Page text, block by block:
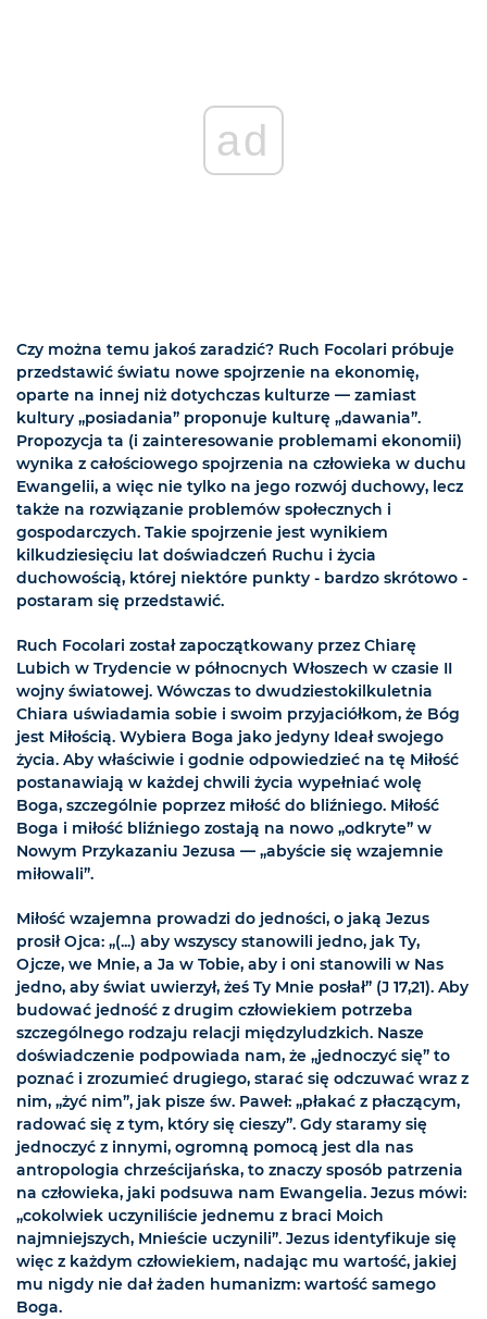
ad
Czy można temu jakoś zaradzić? Ruch Focolari próbuje
przedstawić światu nowe spojrzenie na ekonomię,
oparte na innej niż dotychczas kulturze — zamiast
kultury „posiadania” proponuje kulturę „dawania”.
Propozycja ta (i zainteresowanie problemami ekonomii)
wynika z całościowego spojrzenia na człowieka w duchu
Ewangelii, a więc nie tylko na jego rozwój duchowy, lecz
także na rozwiązanie problemów społecznych i
gospodarczych. Takie spojrzenie jest wynikiem
kilkudziesięciu lat doświadczeń Ruchu i życia
duchowością, której niektóre punkty - bardzo skrótowo -
postaram się przedstawić.
Ruch Focolari został zapoczątkowany przez Chiarę
Lubich w Trydencie w północnych Włoszech w czasie II
wojny światowej. Wówczas to dwudziestokilkuletnia
Chiara uświadamia sobie i swoim przyjaciółkom, że Bóg
jest Miłością. Wybiera Boga jako jedyny Ideał swojego
życia. Aby właściwie i godnie odpowiedzieć na tę Miłość
postanawiają w każdej chwili życia wypełniać wolę
Boga, szczególnie poprzez miłość do bliźniego. Miłość
Boga i miłość bliźniego zostają na nowo „odkryte” w
Nowym Przykazaniu Jezusa — „abyście się wzajemnie
miłowali”.
Miłość wzajemna prowadzi do jedności, o jaką Jezus
prosił Ojca: „(...) aby wszyscy stanowili jedno, jak Ty,
Ojcze, we Mnie, a Ja w Tobie, aby i oni stanowili w Nas
jedno, aby świat uwierzył, żeś Ty Mnie posłał” (J 17,21). Aby
budować jedność z drugim człowiekiem potrzeba
szczególnego rodzaju relacji międzyludzkich. Nasze
doświadczenie podpowiada nam, że „jednoczyć się” to
poznać i zrozumieć drugiego, starać się odczuwać wraz z
nim, „żyć nim”, jak pisze św. Paweł: „płakać z płaczącym,
radować się z tym, który się cieszy”. Gdy staramy się
jednoczyć z innymi, ogromną pomocą jest dla nas
antropologia chrześcijańska, to znaczy sposób patrzenia
na człowieka, jaki podsuwa nam Ewangelia. Jezus mówi:
„cokolwiek uczyniliście jednemu z braci Moich
najmniejszych, Mnieście uczynili”. Jezus identyfikuje się
więc z każdym człowiekiem, nadając mu wartość, jakiej
mu nigdy nie dał żaden humanizm: wartość samego
Boga.